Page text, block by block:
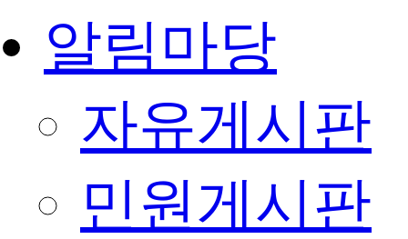
알림마당
자유게시판
민원게시판